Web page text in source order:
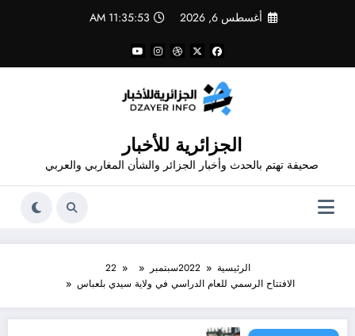
أغسطس 6, 2026 11:35:54 AM
الجزائرية للأخبار
صحيفة تهتم بالحدث وأخبار الجزائر والشأن المغاربي والعربي
الرئيسية 2022سبتمبر
22
الافتتاح الرسمي للعام الدراسي في ولاية سيدي بلعباس